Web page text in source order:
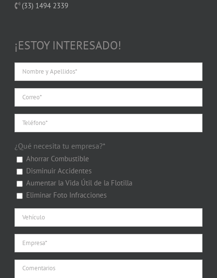
(33) 1494 2339
¡ESTOY INTERESADO!
¿Qué necesita tu empresa?*
Ahorrar Combustible
Disminuir Accidentes
Aumentar la Vida Útil de la Flotilla
Eliminar Foto Infracciones